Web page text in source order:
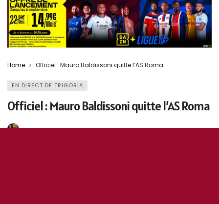
Home Officiel : Mauro Baldissoni quitte l’AS Roma
EN DIRECT DE TRIGORIA
Officiel : Mauro Baldissoni quitte l’AS Roma